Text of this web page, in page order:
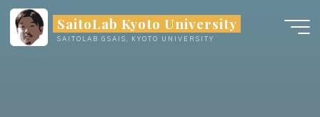
Skip
content
SaitoLab Kyoto University
SAITOLAB GSAIS, KYOTO UNIVERSITY